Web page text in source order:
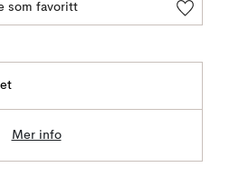
som favoritt
Mer info